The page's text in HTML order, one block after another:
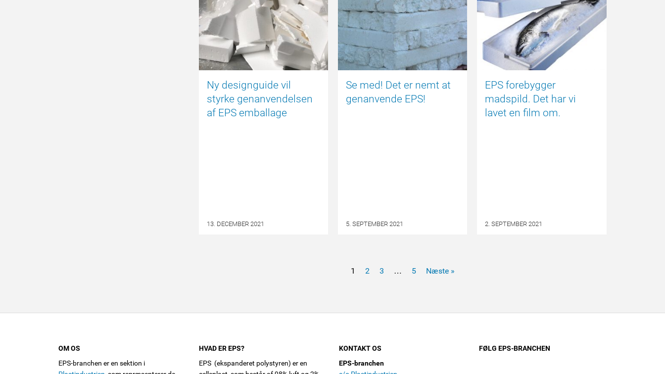
Ny designguide vil
styrke genanvendelsen
af EPS emballage
13. DECEMBER 2021
DEBAT
Se med! Det er nemt at
genanvende EPS!
5. SEPTEMBER 2021
NYHED
EPS forebygger
madspild. Det har vi
lavet en film om.
2. SEPTEMBER 2021
NYHED
1 2 3 … 5 Næste »
OM OS
EPS-branchen er en sektion i
HVAD ER EPS?
EPS (ekspanderet polystyren) er en
KONTAKT OS
EPS-branchen
FØLG EPS-BRANCHEN